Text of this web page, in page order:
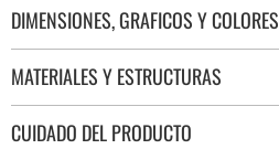
DIMENSIONES, GRAFICOS Y COLORES
MATERIALES Y ESTRUCTURAS
CUIDADO DEL PRODUCTO